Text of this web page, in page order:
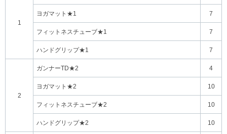
1
ヨガマット★1 7
フィットネスチューブ★1 7
ハンドグリップ★1 7
2
ガンナーTD★2 4
ヨガマット★2 10
フィットネスチューブ★2 10
ハンドグリップ★2 10